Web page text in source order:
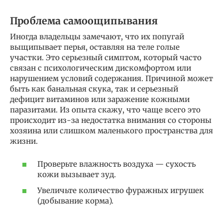
Проблема самоощипывания
Иногда владельцы замечают, что их попугай
выщипывает перья, оставляя на теле голые
участки. Это серьезный симптом, который часто
связан с психологическим дискомфортом или
нарушением условий содержания. Причиной может
быть как банальная скука, так и серьезный
дефицит витаминов или заражение кожными
паразитами. Из опыта скажу, что чаще всего это
происходит из-за недостатка внимания со стороны
хозяина или слишком маленького пространства для
жизни.
Проверьте влажность воздуха — сухость
кожи вызывает зуд.
Увеличьте количество фуражных игрушек
(добывание корма).